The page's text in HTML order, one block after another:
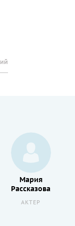
Мария
Рассказова
АКТЕР